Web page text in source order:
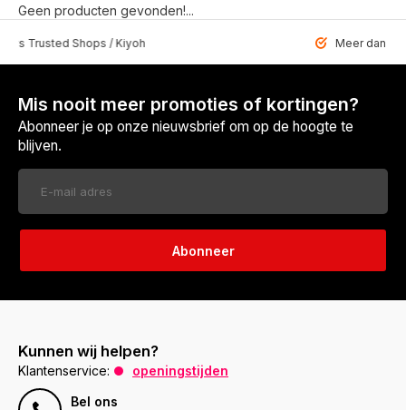
Geen producten gevonden!...
Shops / Kiyoh Meer dan 6459
Mis nooit meer promoties of kortingen?
Abonneer je op onze nieuwsbrief om op de hoogte te
blijven.
Abonneer
Kunnen wij helpen?
Klantenservice:
openingstijden
Bel ons